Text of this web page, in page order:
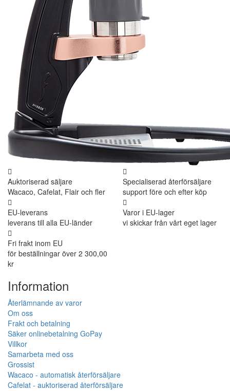
Auktoriserad säljare
Wacaco, Cafelat, Flair och fler
Specialiserad återförsäljare
support före och efter köp
EU-leverans
leverans till alla EU-länder
Varor i EU-lager
vi skickar från vårt eget lager
Fri frakt inom EU
för beställningar över 2 300,00
kr
Information
Återlämnande av varor
Om oss
Frakt och betalning
Säker onlinebetalning GoPay
Villkor
Samarbeta med oss
Grossist
Wacaco - automatisk återförsäljare
Cafelat - auktoriserad återförsäljare